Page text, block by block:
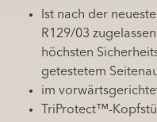
Ist nach der
R129/03
höchsten
getestetem
im
TriProtect™-